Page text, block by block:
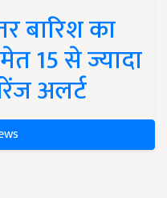
बारिश का
15 से ज्यादा
अलर्ट